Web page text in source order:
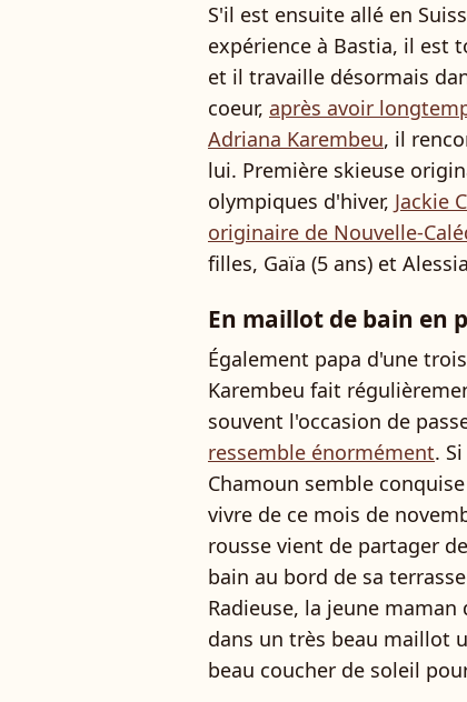
S'il est ensuite allé en
expérience à Bastia, il est
et il travaille désormais
coeur, après avoir
Adriana Karembeu, il
lui. Première skieuse
olympiques d'hiver, Jackie
originaire de Nouvelle-
filles, Gaïa (5 ans) et
En maillot de bain en
Également papa d'une
Karembeu fait
souvent l'occasion de
ressemble énormément.
Chamoun semble
vivre de ce mois de
rousse vient de partager
bain au bord de sa
Radieuse, la jeune
dans un très beau maillot
beau coucher de soleil